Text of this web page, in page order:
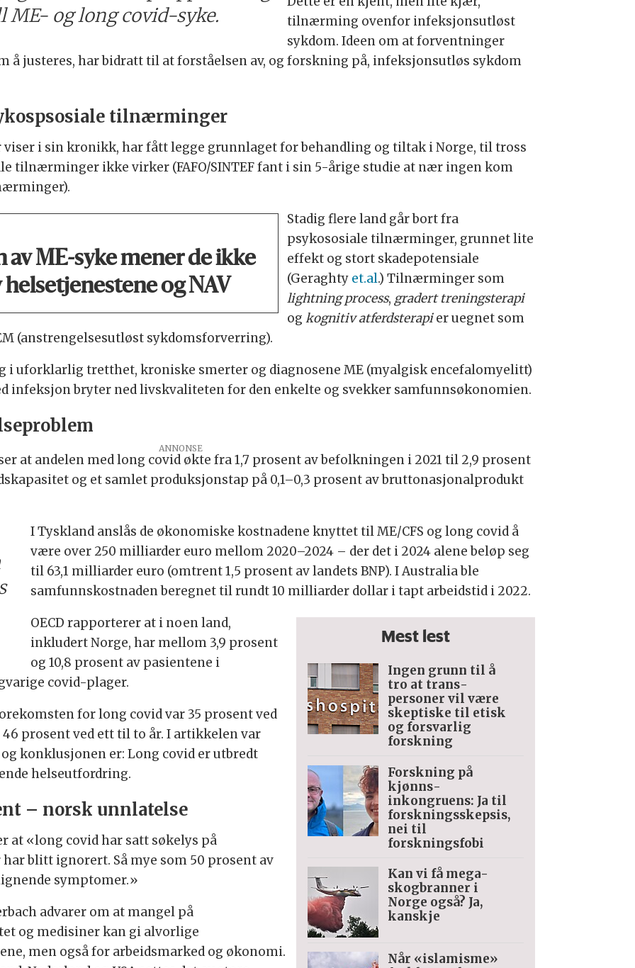
ME- og long covid-syke.
tilnærming ovenfor infeksjonsutløst
sykdom. Ideen om at forventninger
å justeres, har bidratt til at forståelsen av, og forskning på, infeksjonsutløs sykdom
tilnærminger
viser i sin kronikk, har fått legge grunnlaget for behandling og tiltak i Norge, til tross
tilnærminger ikke virker (FAFO/SINTEF fant i sin 5-årige studie at nær ingen kom
av ME-syke mener de ikke
helsetjenestene og NAV
Stadig flere land går bort fra
psykososiale tilnærminger, grunnet lite
effekt og stort skadepotensiale
(Geraghty et.al.) Tilnærminger som
lightning process, gradert treningsterapi
ogkognitiv atferdsterapier uegnet som
(anstrengelsesutløst sykdomsforverring).
i uforklarlig tretthet, kroniske smerter og diagnosene ME (myalgisk encefalomyelitt)
infeksjon bryter ned livskvaliteten for den enkelte og svekker samfunnsøkonomien.
at andelen med long covid økte fra 1,7 prosent av befolkningen i 2021 til 2,9 prosent
og et samlet produksjonstap på 0,1–0,3 prosent av bruttonasjonalprodukt
I Tyskland anslås de økonomiske kostnadene knyttet til ME/CFS og long covid å
være over 250 milliarder euro mellom 2020–2024 – der det i 2024 alene beløp seg
til 63,1 milliarder euro (omtrent 1,5 prosent av landets BNP). I Australia ble
samfunnskostnaden beregnet til rundt 10 milliarder dollar i tapt arbeidstid i 2022.
Mest lest
Ingen grunn til å
tro at trans­
personer vil være
skeptiske til etisk
og forsvarlig
forskning
Forskning på
kjønns­
inkongruens: Ja til
forskningsskepsis,
nei til
forskningsfobi
Kan vi få mega-
skogbranner i
Norge også? Ja,
kanskje
Når «islamisme»
OECD rapporterer at i noen land,
inkludert Norge, har mellom 3,9 prosent
og 10,8 prosent av pasientene i
covid-plager.
for long covid var 35 prosent ved
prosent ved ett til to år. I artikkelen var
konklusjonen er: Long covid er utbredt
helseutfordring.
– norsk unnlatelse
at «long covid har satt søkelys på
blitt ignorert. Så mye som 50 prosent av
symptomer.»
advarer om at mangel på
og medisiner kan gi alvorlige
men også for arbeidsmarked og økonomi.